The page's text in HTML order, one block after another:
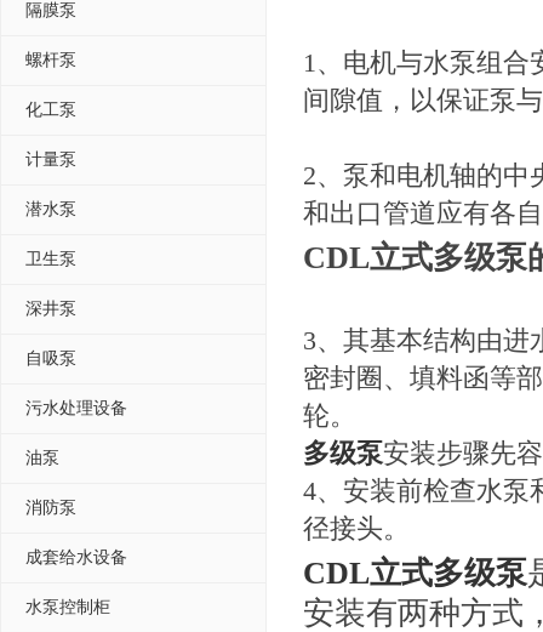
隔膜泵
螺杆泵
化工泵
计量泵
潜水泵
卫生泵
深井泵
自吸泵
污水处理设备
油泵
消防泵
成套给水设备
水泵控制柜
1、电机与水泵组合
间隙值，以保证泵
2、泵和电机轴的中
和出口管道应有各
CDL立式多级泵
3、其基本结构由进
密封圈、填料函等
轮。
多级泵安装步骤先容
4、安装前检查水泵
径接头。
CDL立式多级泵
安装有两种方式